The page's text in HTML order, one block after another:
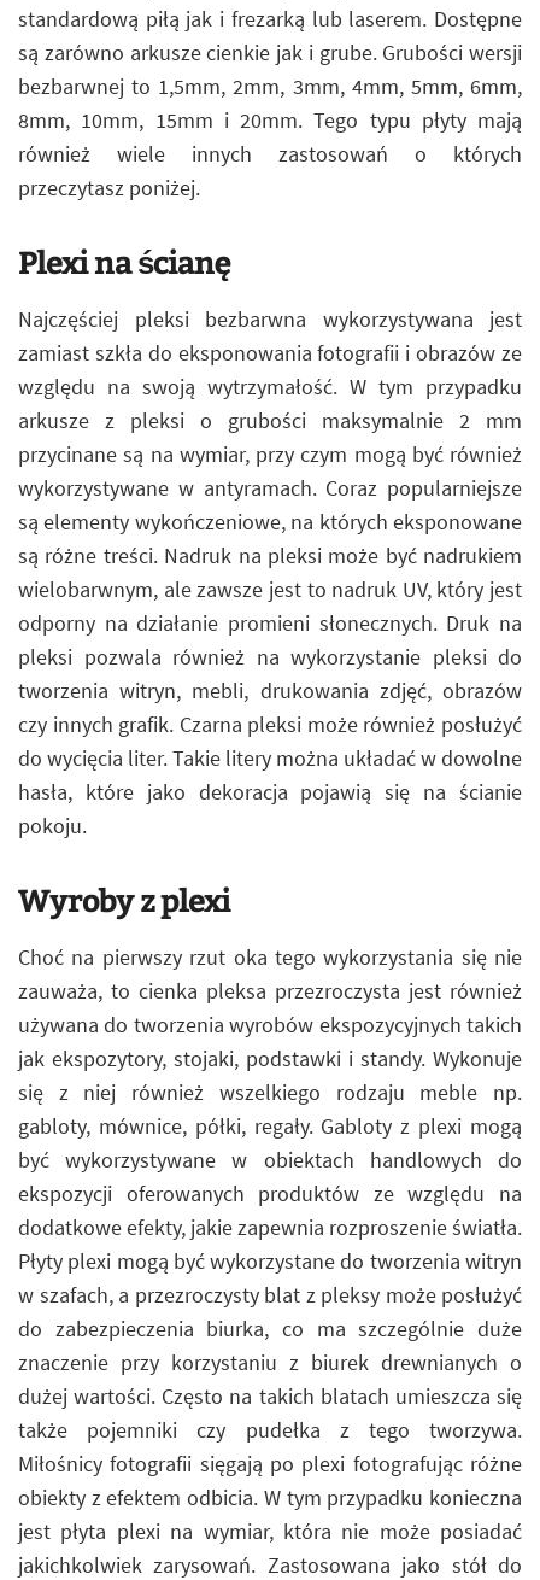
standardową piłą jak i frezarką lub laserem. Dostępne
są zarówno arkusze cienkie jak i grube. Grubości wersji
bezbarwnej to 1,5mm, 2mm, 3mm, 4mm, 5mm, 6mm,
8mm, 10mm, 15mm i 20mm. Tego typu płyty mają
również wiele innych zastosowań o których
przeczytasz poniżej.
Plexi na ścianę
Najczęściej pleksi bezbarwna wykorzystywana jest
zamiast szkła do eksponowania fotografii i obrazów ze
względu na swoją wytrzymałość. W tym przypadku
arkusze z pleksi o grubości maksymalnie 2 mm
przycinane są na wymiar, przy czym mogą być również
wykorzystywane w antyramach. Coraz popularniejsze
są elementy wykończeniowe, na których eksponowane
są różne treści. Nadruk na pleksi może być nadrukiem
wielobarwnym, ale zawsze jest to nadruk UV, który jest
odporny na działanie promieni słonecznych. Druk na
pleksi pozwala również na wykorzystanie pleksi do
tworzenia witryn, mebli, drukowania zdjęć, obrazów
czy innych grafik. Czarna pleksi może również posłużyć
do wycięcia liter. Takie litery można układać w dowolne
hasła, które jako dekoracja pojawią się na ścianie
pokoju.
Wyroby z plexi
Choć na pierwszy rzut oka tego wykorzystania się nie
zauważa, to cienka pleksa przezroczysta jest również
używana do tworzenia wyrobów ekspozycyjnych takich
jak ekspozytory, stojaki, podstawki i standy. Wykonuje
się z niej również wszelkiego rodzaju meble np.
gabloty, mównice, półki, regały. Gabloty z plexi mogą
być wykorzystywane w obiektach handlowych do
ekspozycji oferowanych produktów ze względu na
dodatkowe efekty, jakie zapewnia rozproszenie światła.
Płyty plexi mogą być wykorzystane do tworzenia witryn
w szafach, a przezroczysty blat z pleksy może posłużyć
do zabezpieczenia biurka, co ma szczególnie duże
znaczenie przy korzystaniu z biurek drewnianych o
dużej wartości. Często na takich blatach umieszcza się
także pojemniki czy pudełka z tego tworzywa.
Miłośnicy fotografii sięgają po plexi fotografując różne
obiekty z efektem odbicia. W tym przypadku konieczna
jest płyta plexi na wymiar, która nie może posiadać
jakichkolwiek zarysowań. Zastosowana jako stół do